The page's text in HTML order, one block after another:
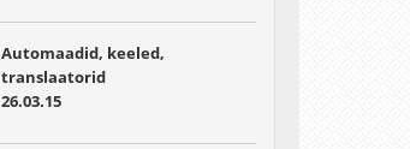
Automaadid, keeled,
translaatorid
26.03.15